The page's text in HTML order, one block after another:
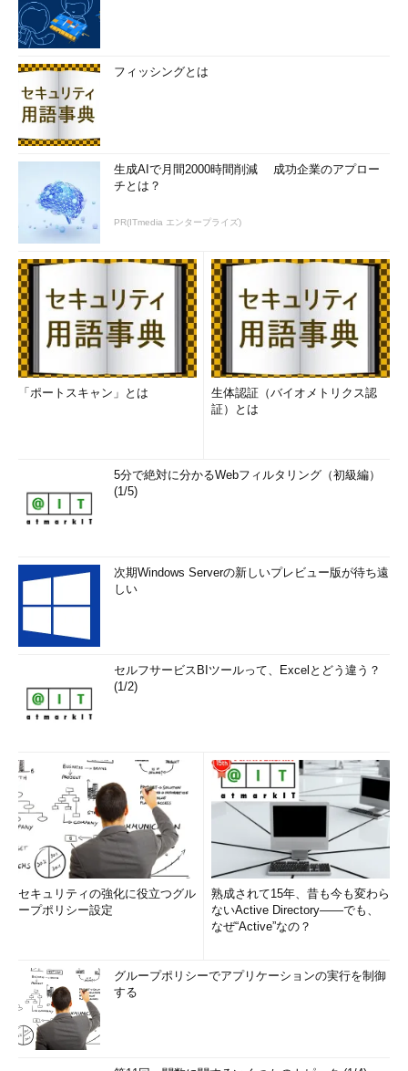
フィッシングとは
生成AIで月間2000時間削減 成功企業のアプロー
チとは？
PR(ITmedia エンタープライズ)
「ポートスキャン」とは
生体認証（バイオメトリクス認
証）とは
5分で絶対に分かるWebフィルタリング（初級編）
(1/5)
次期Windows Serverの新しいプレビュー版が待ち遠
しい
セルフサービスBIツールって、Excelとどう違う？
(1/2)
セキュリティの強化に役立つグル
ープポリシー設定
熟成されて15年、昔も今も変わら
ないActive Directory――でも、
なぜ“Active”なの？
グループポリシーでアプリケーションの実行を制御
する